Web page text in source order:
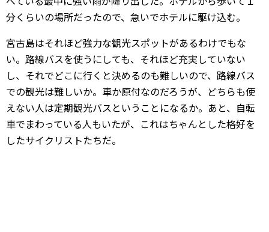
分くらいの場所だったので、急いでホテルに駆け込む。
宮古島はそれほど強力な観光スポットがあるわけでもな
い。路線バスを使うにしても、それほど充実していない
し、それでどこに行くと決めるのも難しいので、路線バス
での観光は難しいか。車か原付なのだろうが、どちらも使
えない人は定期観光バスということになるか。あと、自転
車でまわっている人もいたが、これはちゃんとした格好を
したサイクリストたちだ。